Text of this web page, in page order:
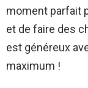
moment parfait
et de faire des
est généreux
maximum !